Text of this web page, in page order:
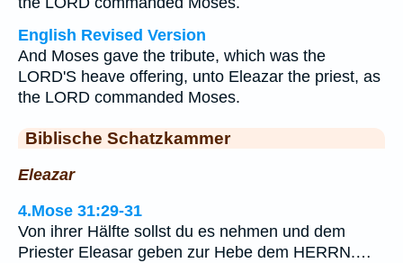
English Revised Version
And Moses gave the tribute, which was the
LORD'S heave offering, unto Eleazar the priest, as
the LORD commanded Moses.
Biblische Schatzkammer
Eleazar
4.Mose 31:29-31
Von ihrer Hälfte sollst du es nehmen und dem
Priester Eleasar geben zur Hebe dem HERRN.…